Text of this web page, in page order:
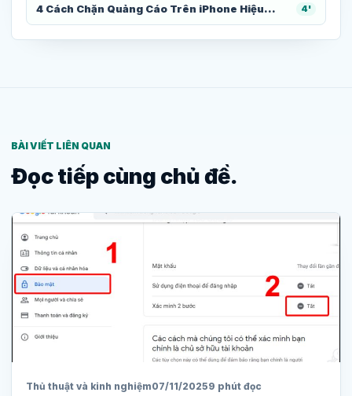
4 Cách Chặn Quảng Cáo Trên iPhone Hiệu... 4'
BÀI VIẾT LIÊN QUAN
Đọc tiếp cùng chủ đề.
Thủ thuật và kinh nghiệm07/11/20259 phút đọc